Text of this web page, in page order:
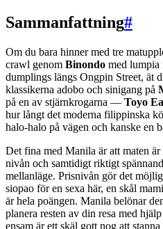
Sammanfattning#
Om du bara hinner med tre
crawl genom Binondo med lumpia
dumplings längs Ongpin Street, ät
klassikerna adobo och sinigang på
på en av stjärnkrogarna — Toyo
hur långt det moderna filippinska
halo-halo på vägen och kanske en
Det fina med Manila är att maten
nivån och samtidigt riktigt
mellanläge. Prisnivån gör det
siopao för en sexa här, en skål
är hela poängen. Manila belönar
planera resten av din resa med
ensam är ett skäl gott nog att